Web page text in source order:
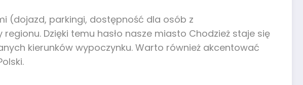
(dojazd, parkingi, dostępność dla osób z
Dzięki temu hasło nasze miasto Chodzież staje się
kierunków wypoczynku. Warto również akcentować